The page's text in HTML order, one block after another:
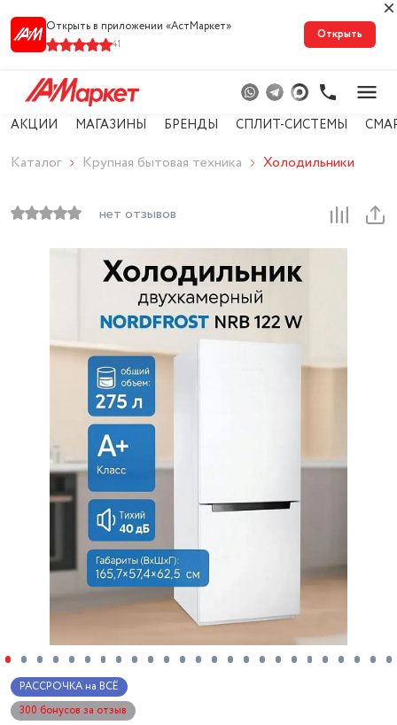
Открыть в приложении «АстМарке‪т‬»
41
Открыть
АКЦИИ МАГАЗИНЫ БРЕНДЫ СПЛИТ-СИСТЕМЫ
Каталог Крупная бытовая техника Холодильники
нет отзывов
РАССРОЧКА на ВСЁ
300 бонусов за отзыв